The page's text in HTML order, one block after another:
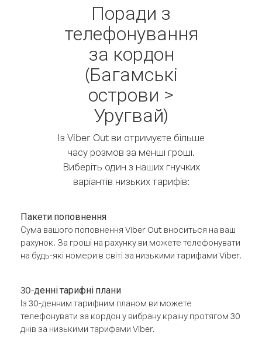
Поради з
телефонування
за кордон
(Багамські
острови >
Уругвай)
Із Viber Out ви отримуєте більше
часу розмов за менші гроші.
Виберіть один з наших гнучких
варіантів низьких тарифів:
Пакети поповнення
Сума вашого поповнення Viber Out вноситься на ваш
рахунок. За гроші на рахунку ви можете телефонувати
на будь-які номери в світі за низькими тарифами Viber.
30-денні тарифні плани
Із 30-денним тарифним планом ви можете
телефонувати за кордон у вибрану країну протягом 30
днів за низькими тарифами Viber.